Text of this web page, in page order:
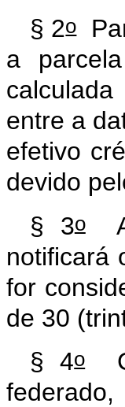
§ 2o
a
entre a
efetivo
devido
§ 3oA
notificará
for
de 30
§ 4o